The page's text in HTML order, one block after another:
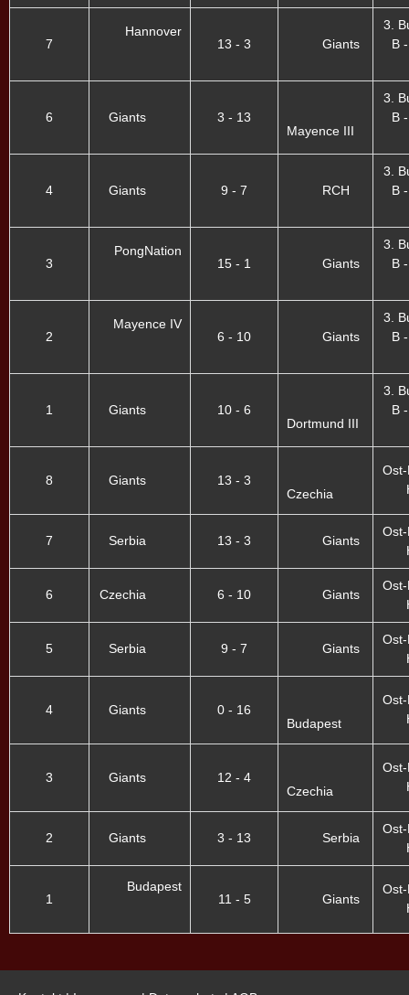
7
Hannover
13 - 3
Giants
3.
B
6 Giants
3 - 13
Mayence III
3.
B
4 Giants 9 - 7 RCH
3.
B
3
PongNation
15 - 1
Giants
3.
B
2
Mayence IV
6 - 10
Giants
3.
B
1 Giants
10 - 6
Dortmund III
3.
B
8 Giants
13 - 3
Czechia
7 Serbia 13 - 3 Giants
6 Czechia 6 - 10 Giants
5 Serbia 9 - 7 Giants
4 Giants
0 - 16
Budapest
3 Giants
12 - 4
Czechia
2 Giants 3 - 13 Serbia
1
Budapest
11 - 5
Giants